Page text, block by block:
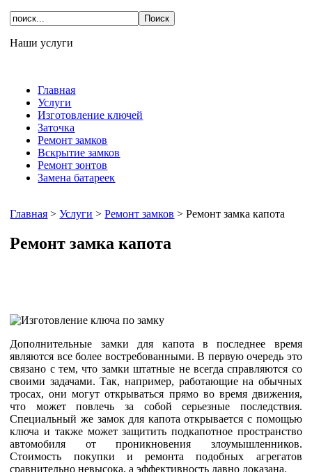
Наши услуги
Главная
Услуги
Изготовление ключей
Заточка
Ремонт замков
Вскрытие замков
Ремонт зонтов
Замена батареек
Главная >Услуги >Ремонт замков > Ремонт замка капота
Ремонт замка капота
Дополнительные замки для капота в последнее время
являются все более востребованными. В первую очередь это
связано с тем, что замки штатные не всегда справляются со
своими задачами. Так, например, работающие на обычных
тросах, они могут открываться прямо во время движения,
что может повлечь за собой серьезные последствия.
Специальный же замок для капота открывается с помощью
ключа и также может защитить подкапотное пространство
автомобиля от проникновения злоумышленников.
Стоимость покупки и ремонта подобных агрегатов
сравнительно невысока, а эффективность давно доказана.